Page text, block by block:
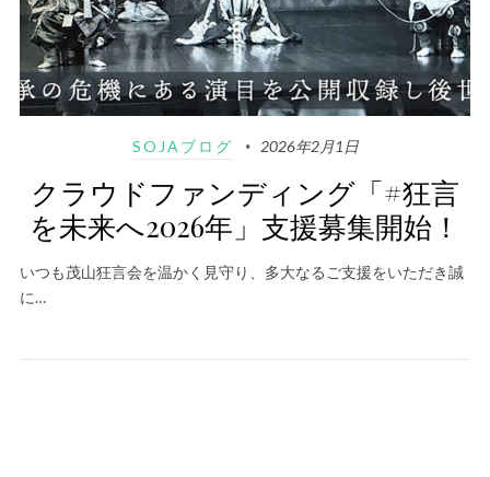
SOJAブログ 2026年2月1日
クラウドファンディング「#狂言
を未来へ2026年」支援募集開始！
いつも茂山狂言会を温かく見守り、多大なるご支援をいただき誠
に…